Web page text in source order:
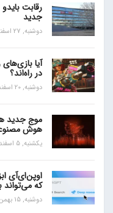
جدید
دوشنبه, 27 اسفند 1403, ساعت 18:07
آیا
در راه‌اند؟
دوشنبه, 20 اسفند 1403, ساعت 18:24
موج جدید
هوش
یکشنبه, 5 اسفند 1403, ساعت 20:03
اوپن‌ای‌آی
که می‌تواند
دوشنبه, 15 بهمن 1403, ساعت 19:57